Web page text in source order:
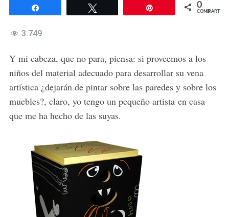
0
COMPARTIR
3.749
Y mi cabeza, que no para, piensa: si proveemos a los
niños del material adecuado para desarrollar su vena
artística ¿dejarán de pintar sobre las paredes y sobre los
muebles?, claro, yo tengo un pequeño artista en casa
que me ha hecho de las suyas.